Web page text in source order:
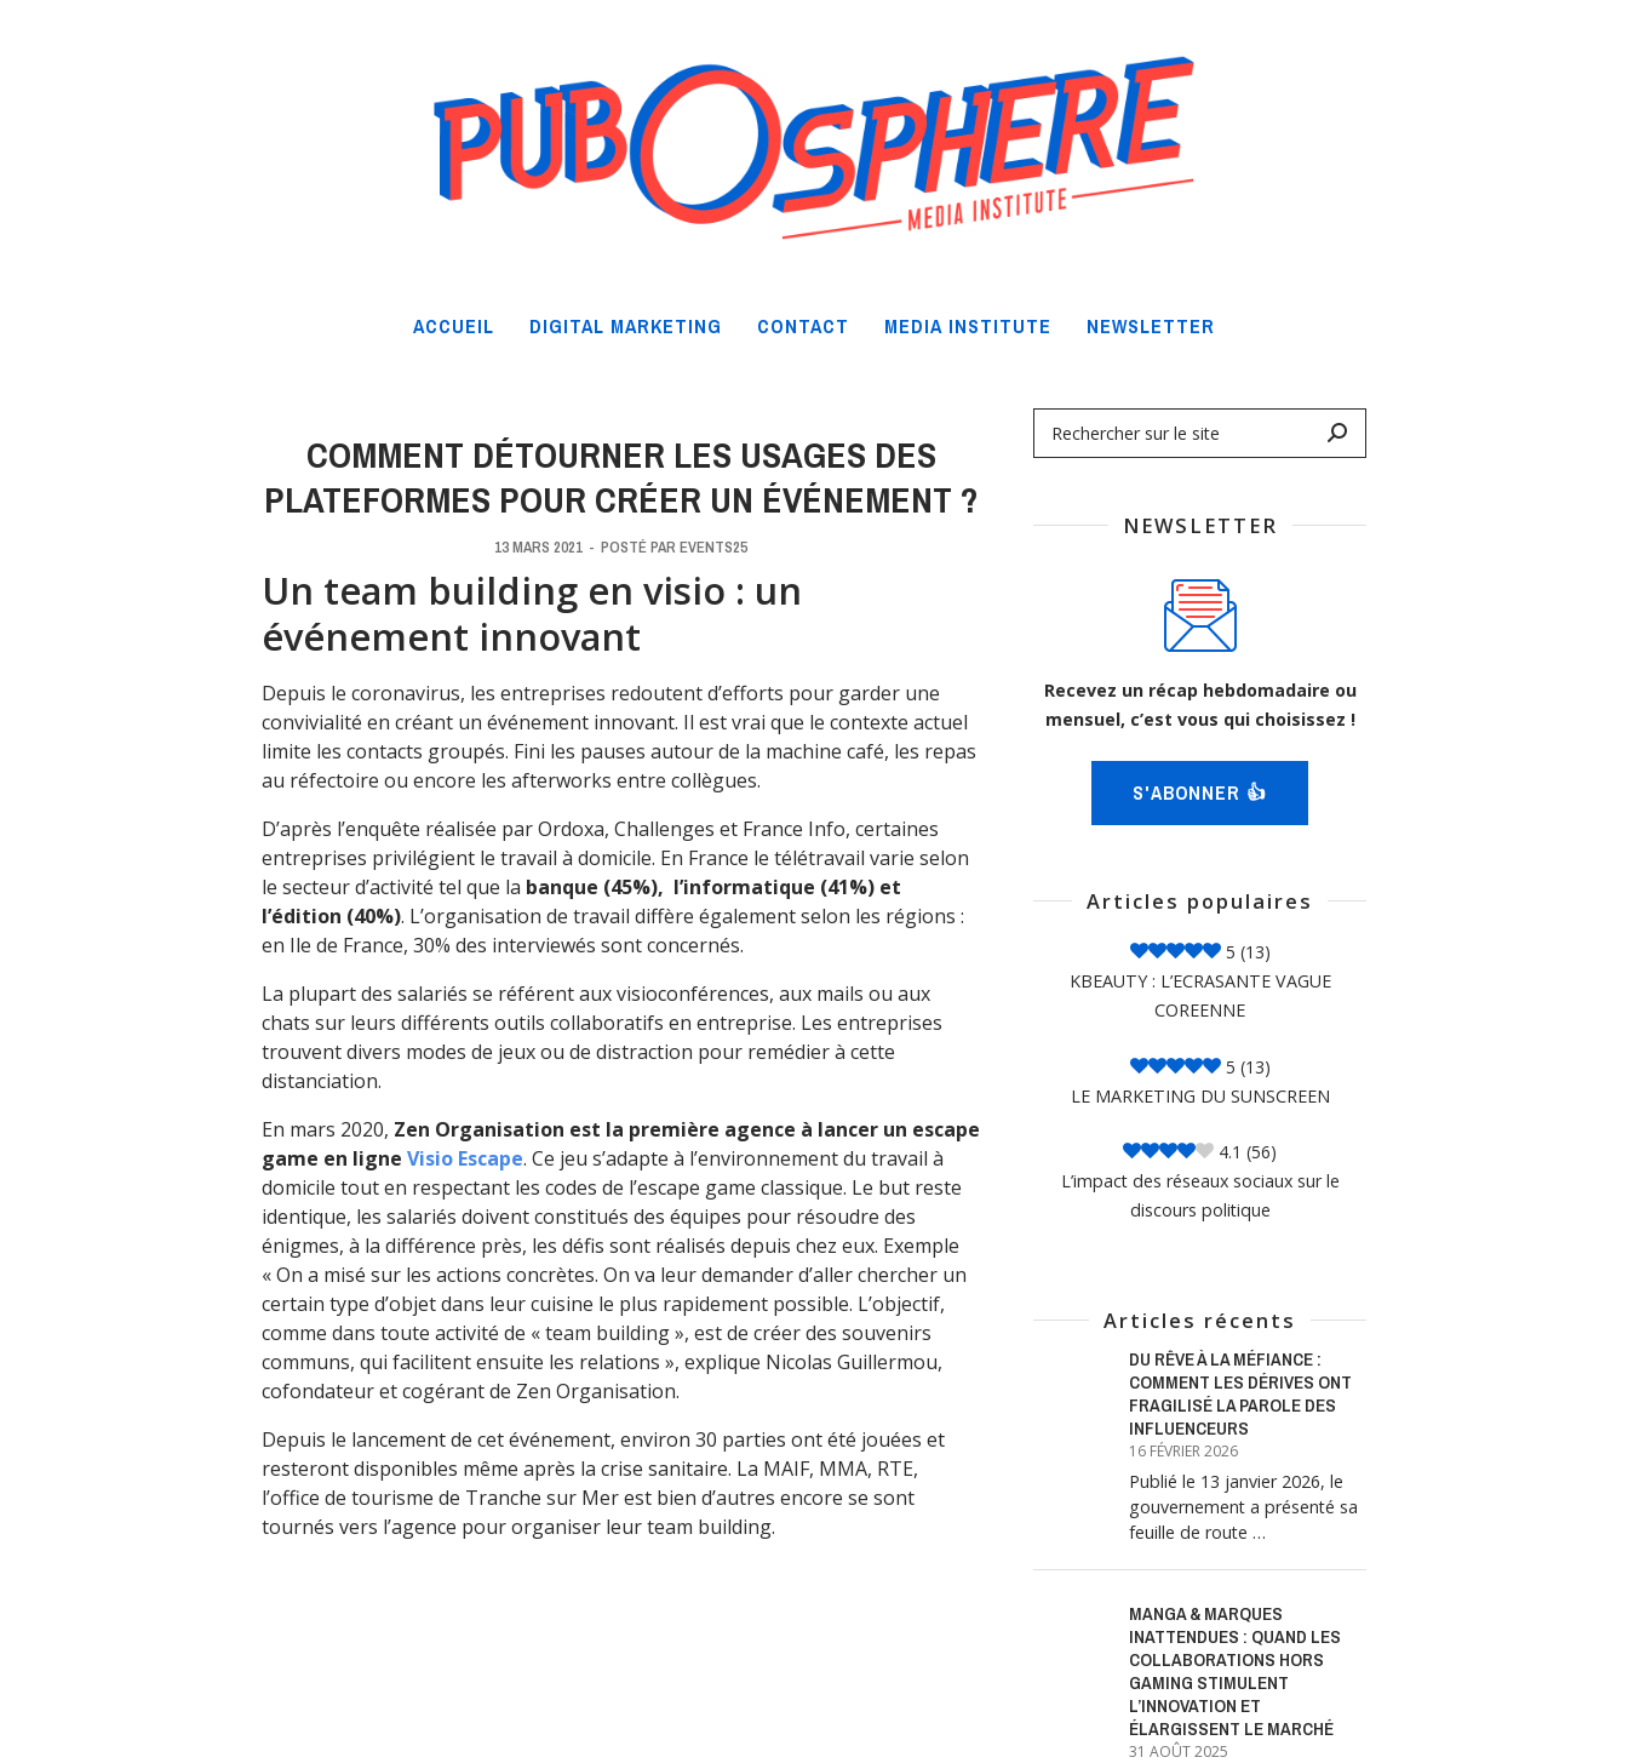
ACCUEIL DIGITAL MARKETING CONTACT MEDIA INSTITUTE NEWSLETTER
COMMENT DÉTOURNER LES USAGES DES
PLATEFORMES POUR CRÉER UN ÉVÉNEMENT ?
13 MARS 2021 - POSTÉ PAREVENTS25
Un team building en visio : un
événement innovant
Depuis le coronavirus, les entreprises redoutent d’efforts pour garder une
convivialité en créant un événement innovant. Il est vrai que le contexte actuel
limite les contacts groupés. Fini les pauses autour de la machine café, les repas
au réfectoire ou encore les afterworks entre collègues.
D’après l’enquête réalisée par Ordoxa, Challenges et France Info, certaines
entreprises privilégient le travail à domicile. En France le télétravail varie selon
le secteur d’activité tel que la banque (45%), l’informatique (41%) et
l’édition (40%). L’organisation de travail diffère également selon les régions :
en Ile de France, 30% des interviewés sont concernés.
La plupart des salariés se référent aux visioconférences, aux mails ou aux
chats sur leurs différents outils collaboratifs en entreprise. Les entreprises
trouvent divers modes de jeux ou de distraction pour remédier à cette
distanciation.
En mars 2020, Zen Organisation est la première agence à lancer un escape
game en ligne Visio Escape. Ce jeu s’adapte à l’environnement du travail à
domicile tout en respectant les codes de l’escape game classique. Le but reste
identique, les salariés doivent constitués des équipes pour résoudre des
énigmes, à la différence près, les défis sont réalisés depuis chez eux. Exemple
« On a misé sur les actions concrètes. On va leur demander d’aller chercher un
certain type d’objet dans leur cuisine le plus rapidement possible. L’objectif,
comme dans toute activité de « team building », est de créer des souvenirs
communs, qui facilitent ensuite les relations », explique Nicolas Guillermou,
cofondateur et cogérant de Zen Organisation.
Depuis le lancement de cet événement, environ 30 parties ont été jouées et
resteront disponibles même après la crise sanitaire. La MAIF, MMA, RTE,
l’office de tourisme de Tranche sur Mer est bien d’autres encore se sont
tournés vers l’agence pour organiser leur team building.
NEWSLETTER
Recevez un récap hebdomadaire ou
mensuel, c’est vous qui choisissez !
S'ABONNER 👍
Articles populaires
5 (13)
KBEAUTY : L’ECRASANTE VAGUE
COREENNE
5 (13)
LE MARKETING DU SUNSCREEN
4.1 (56)
L’impact des réseaux sociaux sur le
discours politique
Articles récents
DU RÊVE À LA MÉFIANCE :
COMMENT LES DÉRIVES ONT
FRAGILISÉ LA PAROLE DES
INFLUENCEURS
16 FÉVRIER 2026
Publié le 13 janvier 2026, le
gouvernement a présenté sa
feuille de route …
MANGA & MARQUES
INATTENDUES : QUAND LES
COLLABORATIONS HORS
GAMING STIMULENT
L’INNOVATION ET
ÉLARGISSENT LE MARCHÉ
31 AOÛT 2025